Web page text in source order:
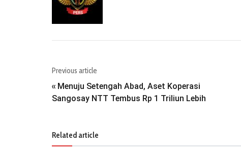
Previous article
« Menuju Setengah Abad, Aset Koperasi
Sangosay NTT Tembus Rp 1 Triliun Lebih
Related article